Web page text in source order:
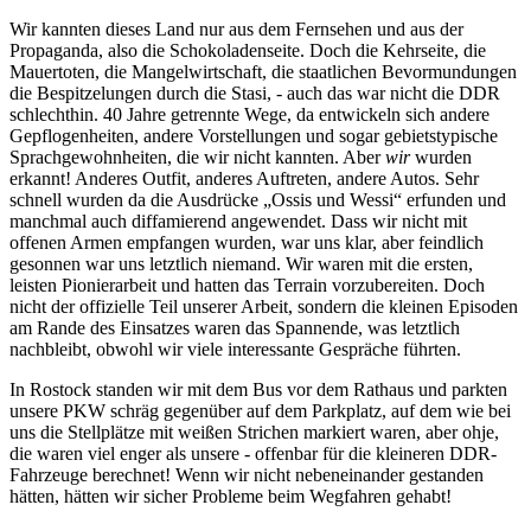
Wir kannten dieses Land nur aus dem Fernsehen und aus der
Propaganda, also die Schokoladenseite. Doch die Kehrseite, die
Mauertoten, die Mangelwirtschaft, die staatlichen Bevormundungen
die Bespitzelungen durch die Stasi, - auch das war nicht die DDR
schlechthin. 40 Jahre getrennte Wege, da entwickeln sich andere
Gepflogenheiten, andere Vorstellungen und sogar gebietstypische
Sprachgewohnheiten, die wir nicht kannten. Aberwirwurden
erkannt! Anderes Outfit, anderes Auftreten, andere Autos. Sehr
schnell wurden da die Ausdrücke
Ossis und Wessi
erfunden und
manchmal auch diffamierend angewendet. Dass wir nicht mit
offenen Armen empfangen wurden, war uns klar, aber feindlich
gesonnen war uns letztlich niemand. Wir waren mit die ersten,
leisten Pionierarbeit und hatten das Terrain vorzubereiten. Doch
nicht der offizielle Teil unserer Arbeit, sondern die kleinen Episoden
am Rande des Einsatzes waren das Spannende, was letztlich
nachbleibt, obwohl wir viele interessante Gespräche führten.
In Rostock standen wir mit dem Bus vor dem Rathaus und parkten
unsere PKW schräg gegenüber auf dem Parkplatz, auf dem wie bei
uns die Stellplätze mit weißen Strichen markiert waren, aber ohje,
die waren viel enger als unsere - offenbar für die kleineren DDR-
Fahrzeuge berechnet! Wenn wir nicht nebeneinander gestanden
hätten, hätten wir sicher Probleme beim Wegfahren gehabt!